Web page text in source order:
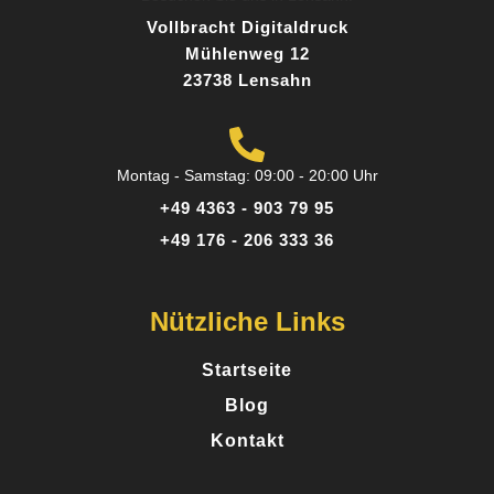
Ergebnis hat meine Erwartungen übertroffen!
Sandra K.
Perfekt für kleine Auflagen - Ich brauchte nur 50
Broschüren und war überrascht, wie günstig und
wenn man keine riesige Stückzahl braucht.
Vollbracht Digitaldruck
Mühlenweg 12
23738 Lensahn
Montag - Samstag: 09:00 - 20:00 Uhr
+49 4363 - 903 79 95
+49 176 - 206 333 36
Nützliche Links
Startseite
Blog
Kontakt